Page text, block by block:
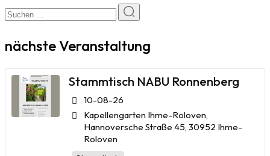
nächste Veranstaltung
Stammtisch NABU Ronnenberg
10-08-26
Kapellengarten Ihme-Roloven,
Hannoversche Straße 45, 30952 Ihme-
Roloven